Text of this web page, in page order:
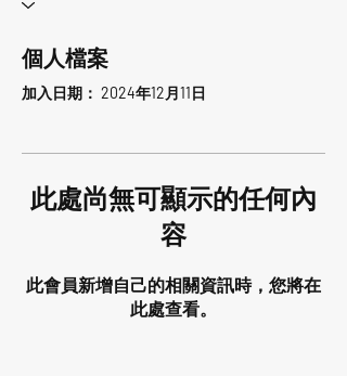
個人檔案
加入日期： 2024年12月11日
此處尚無可顯示的任何內
容
此會員新增自己的相關資訊時，您將在
此處查看。